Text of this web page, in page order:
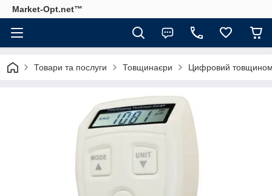
Market-Opt.net™
Товари та послуги Товщинаєри Цифровий